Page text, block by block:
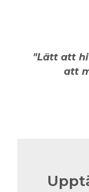
"Lätt att
att